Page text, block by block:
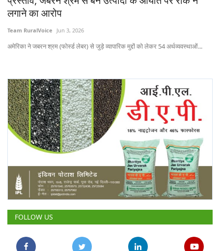
Agribusiness
Agritech
International
Rural Dialogue
Ground Report
Gallery
National
लगाने का आरोप
Team RuralVoice Jun 3, 2026
अमेरिका ने जबरन श्रम (फोर्स्ड लेबर) से जुड़े व्यापारिक मुद्दों को लेकर 54 अर्थव्यवस्थाओं...
FOLLOW US